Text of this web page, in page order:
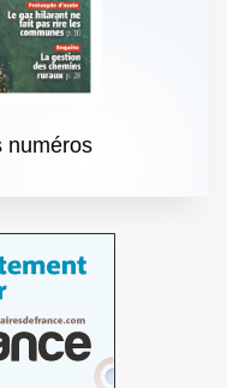
numéros